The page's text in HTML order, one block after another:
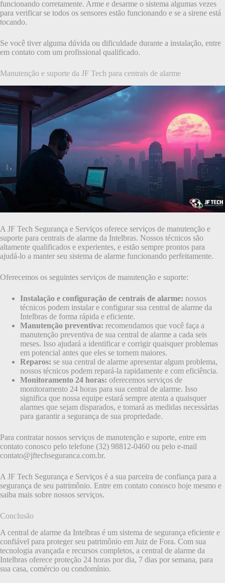
funcionando corretamente. Arme e desarme o sistema algumas vezes
para verificar se todos os sensores estão funcionando e se a sirene está
tocando.
Se você tiver alguma dúvida ou dificuldade durante a instalação, entre
em contato com um profissional qualificado.
Manutenção e suporte da JF Tech para centrais de alarme
A JF Tech Segurança e Serviços oferece serviços de manutenção e
suporte para centrais de alarme da Intelbras. Nossos técnicos são
altamente qualificados e experientes, e estão sempre prontos para
ajudá-lo a manter seu sistema de alarme funcionando perfeitamente.
Oferecemos os seguintes serviços de manutenção e suporte:
Instalação e configuração de centrais de alarme: nossos
técnicos podem instalar e configurar sua central de alarme da
Intelbras de forma rápida e eficiente.
Manutenção preventiva: recomendamos que você faça a
manutenção preventiva de sua central de alarme a cada seis
meses. Isso ajudará a identificar e corrigir quaisquer problemas
em potencial antes que eles se tornem maiores.
Reparos: se sua central de alarme apresentar algum problema,
nossos técnicos podem repará-la rapidamente e com eficiência.
Monitoramento 24 horas: oferecemos serviços de
monitoramento 24 horas para sua central de alarme. Isso
significa que nossa equipe estará sempre atenta a quaisquer
alarmes que sejam disparados, e tomará as medidas necessárias
para garantir a segurança de sua propriedade.
Para contratar nossos serviços de manutenção e suporte, entre em
contato conosco pelo telefone (32) 98812-0460 ou pelo e-mail
contato@jftechseguranca.com.br.
A JF Tech Segurança e Serviços é a sua parceira de confiança para a
segurança de seu patrimônio. Entre em contato conosco hoje mesmo e
saiba mais sobre nossos serviços.
Conclusão
A central de alarme da Intelbras é um sistema de segurança eficiente e
confiável para proteger seu patrimônio em Juiz de Fora. Com sua
tecnologia avançada e recursos completos, a central de alarme da
Intelbras oferece proteção 24 horas por dia, 7 dias por semana, para
sua casa, comércio ou condomínio.